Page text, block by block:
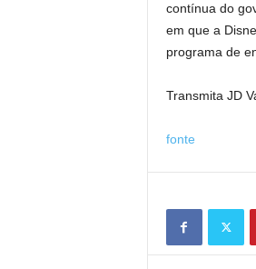
contínua do
em que a
programa de
Transmita JD
fonte